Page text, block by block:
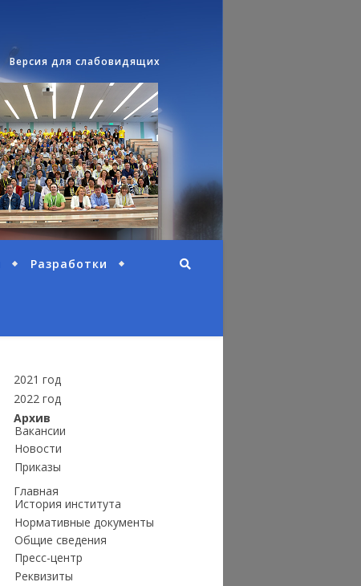
Версия для слабовидящих
Разработки
2021 год
2022 год
Архив
Вакансии
Новости
Приказы
Главная
История института
Нормативные документы
Общие сведения
Пресс-центр
Реквизиты